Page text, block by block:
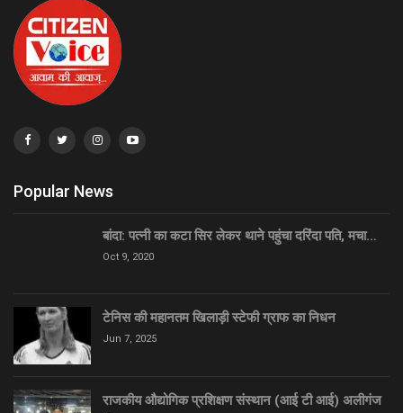
Popular News
बांदा: पत्नी का कटा सिर लेकर थाने पहुंचा दरिंदा पति, मचा…
Oct 9, 2020
टेनिस की महानतम खिलाड़ी स्टेफी ग्राफ का निधन
Jun 7, 2025
राजकीय औद्योगिक प्रशिक्षण संस्थान (आई टी आई) अलीगंज